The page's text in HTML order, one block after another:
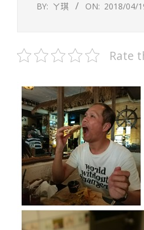
BY: ㄚ琪 ON: 2018/04/
Rate